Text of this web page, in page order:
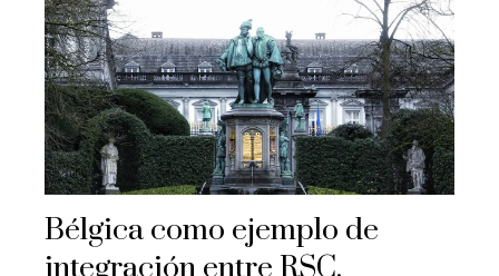
Bélgica como ejemplo de
integración entre RSC,